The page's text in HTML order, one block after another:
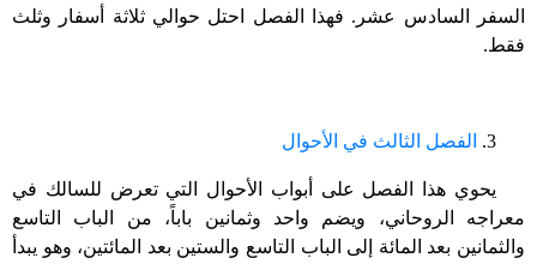
السفر السادس عشر. فهذا الفصل احتل حوالي ثلاثة أسفار وثلث
فقط.
3. الفصل الثالث في الأحوال
يحوي هذا الفصل على أبواب الأحوال التي تعرض للسالك في
معراجه الروحاني، ويضم واحد وثمانين باباً، من الباب التاسع
والثمانين بعد المائة إلى الباب التاسع والستين بعد المائتين، وهو يبدأ